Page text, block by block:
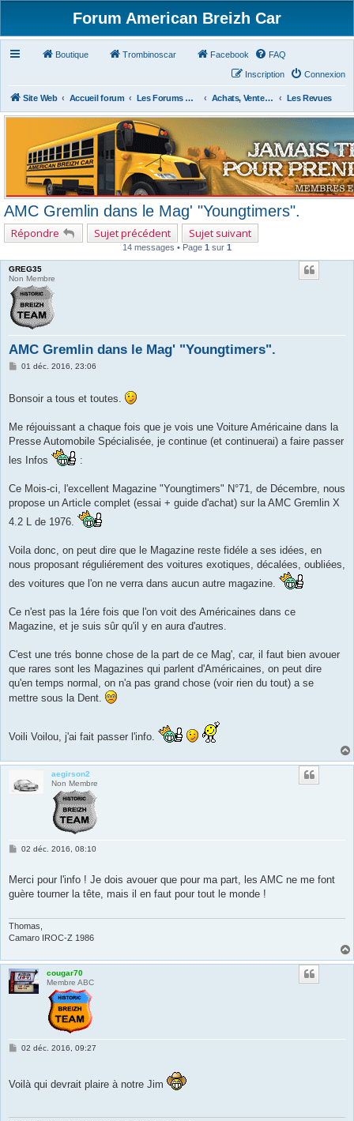
Forum American Breizh Car
Boutique Trombinoscar Facebook FAQ
Connexion
Inscription
Site Web Accueil forum Les Forums Divers Achats, Ventes, Aides et Partages, Revues Les Revues
AMC Gremlin dans le Mag' "Youngtimers".
Répondre Sujet précédent Sujet suivant
14 messages • Page 1 sur 1
GREG35
Non Membre
AMC Gremlin dans le Mag' "Youngtimers".
M
a
01 déc. 2016, 23:06
Bonsoir a tous et toutes.
Me réjouissant a chaque fois que je vois une Voiture Américaine dans la
Presse Automobile Spécialisée, je continue (et continuerai) a faire passer
les Infos
:
Ce Mois-ci, l'excellent Magazine "Youngtimers" N°71, de Décembre, nous
propose un Article complet (essai + guide d'achat) sur la AMC Gremlin X
4.2 L de 1976.
Voila donc, on peut dire que le Magazine reste fidéle a ses idées, en
nous proposant réguliérement des voitures exotiques, décalées, oubliées,
des voitures que l'on ne verra dans aucun autre magazine.
Ce n'est pas la 1ére fois que l'on voit des Américaines dans ce
Magazine, et je suis sûr qu'il y en aura d'autres.
C'est une trés bonne chose de la part de ce Mag', car, il faut bien avouer
que rares sont les Magazines qui parlent d'Américaines, on peut dire
qu'en temps normal, on n'a pas grand chose (voir rien du tout) a se
mettre sous la Dent.
Voili Voilou, j'ai fait passer l'info.
aegirson2
Non Membre
M
s
a
g
02 déc. 2016, 08:10
Merci pour l'info ! Je dois avouer que pour ma part, les AMC ne me font
guère tourner la tête, mais il en faut pour tout le monde !
Thomas,
Camaro IROC-Z 1986
cougar70
Membre ABC
M
a
02 déc. 2016, 09:27
Voilà qui devrait plaire à notre Jim